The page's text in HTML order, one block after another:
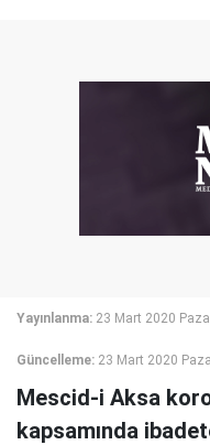
Yayınlanma: 23 Mart 2020
Güncelleme: 23 Mart 2020
Mescid-i Aksa
kapsamında